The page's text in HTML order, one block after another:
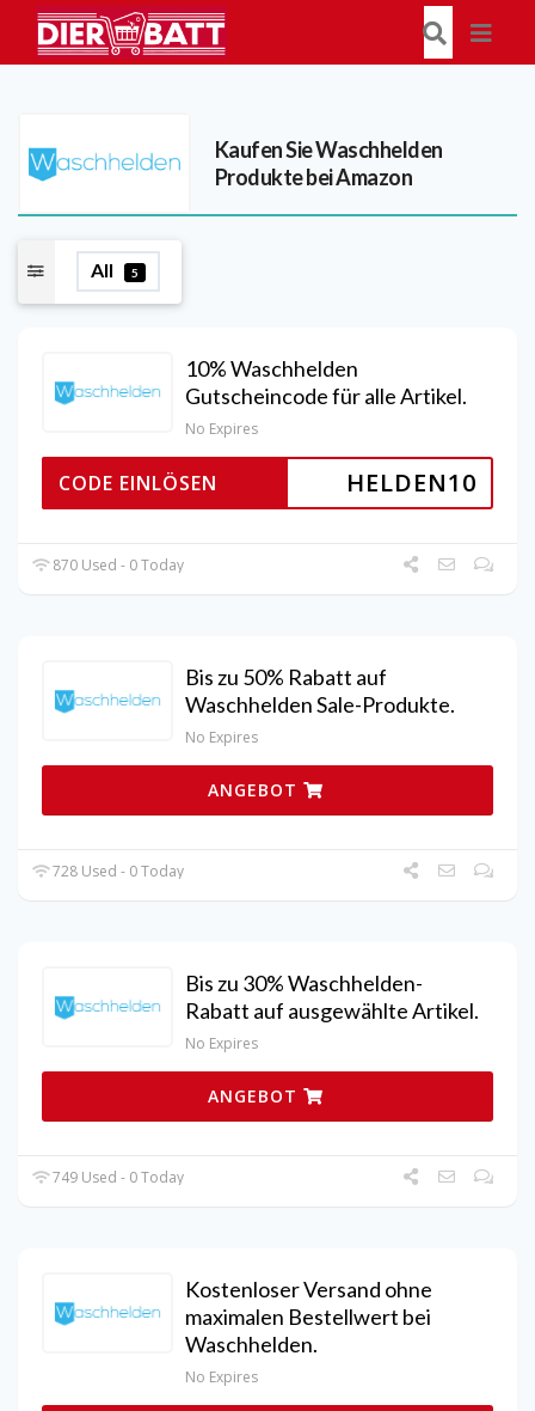
Kaufen Sie Waschhelden
Produkte bei Amazon
All 5
10% Waschhelden
Gutscheincode für alle Artikel.
No Expires
HELDEN10
CODE EINLÖSEN
870 Used - 0 Today
Bis zu 50% Rabatt auf
Waschhelden Sale-Produkte.
No Expires
ANGEBOT
728 Used - 0 Today
Bis zu 30% Waschhelden-
Rabatt auf ausgewählte Artikel.
No Expires
ANGEBOT
749 Used - 0 Today
Kostenloser Versand ohne
maximalen Bestellwert bei
Waschhelden.
No Expires